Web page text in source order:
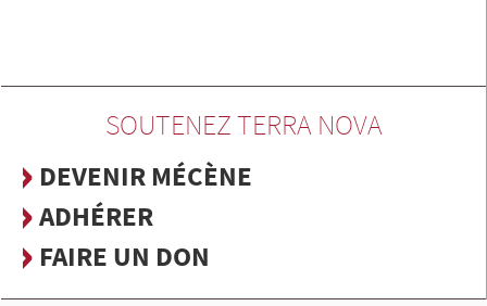
SOUTENEZ TERRA NOVA
DEVENIR MÉCÈNE
ADHÉRER
FAIRE UN DON